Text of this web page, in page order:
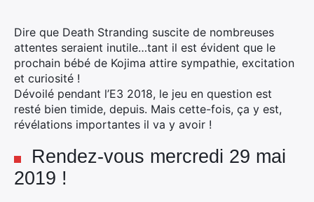
Dire que Death Stranding suscite de nombreuses
attentes seraient inutile…tant il est évident que le
prochain bébé de Kojima attire sympathie, excitation
et curiosité !
Dévoilé pendant l’E3 2018, le jeu en question est
resté bien timide, depuis. Mais cette-fois, ça y est,
révélations importantes il va y avoir !
Rendez-vous mercredi 29 mai
2019 !